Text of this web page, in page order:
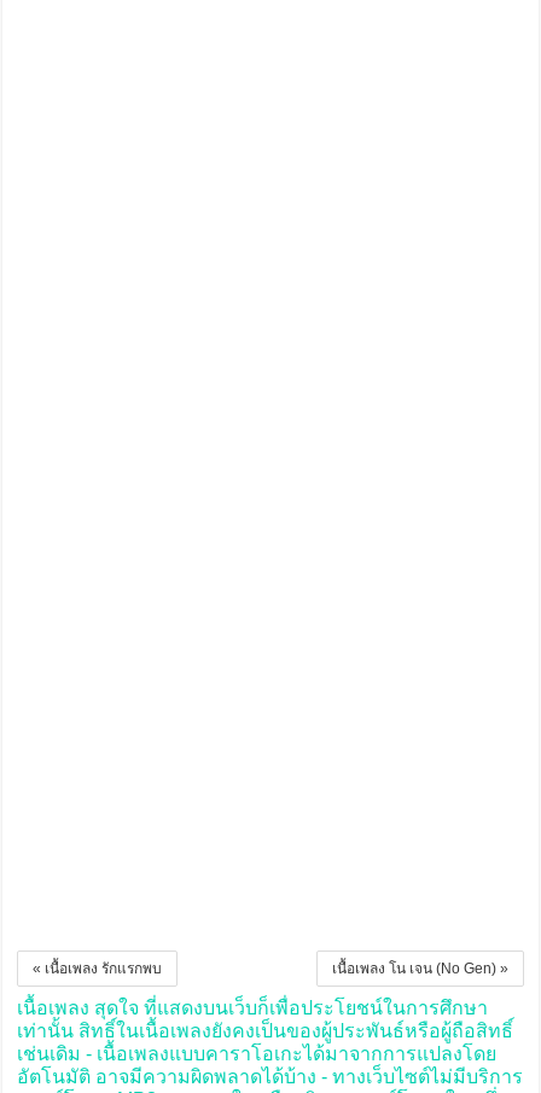
เนื้อเพลง โน เจน (No Gen) »
« เนื้อเพลง รักแรกพบ
เนื้อเพลง สุดใจ ที่แสดงบนเว็บก็เพื่อประโยชน์ในการศึกษา
เท่านั้น สิทธิ์ในเนื้อเพลงยังคงเป็นของผู้ประพันธ์หรือผู้ถือสิทธิ์
เช่นเดิม - เนื้อเพลงแบบคาราโอเกะได้มาจากการแปลงโดย
อัตโนมัติ อาจมีความผิดพลาดได้บ้าง - ทางเว็บไซต์ไม่มีบริการ